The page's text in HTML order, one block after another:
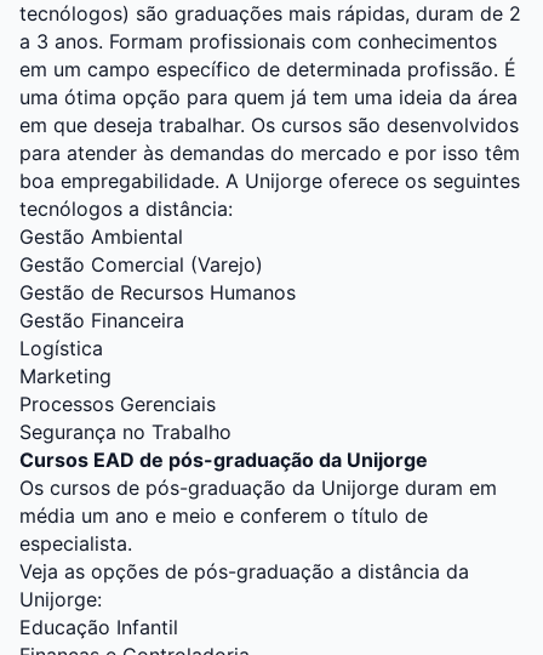
tecnólogos) são graduações mais rápidas, duram de 2
a 3 anos. Formam profissionais com conhecimentos
em um campo específico de determinada profissão. É
uma ótima opção para quem já tem uma ideia da área
em que deseja trabalhar. Os cursos são desenvolvidos
para atender às demandas do mercado e por isso têm
boa empregabilidade. A Unijorge oferece os seguintes
tecnólogos a distância:
Gestão Ambiental
Gestão Comercial (Varejo)
Gestão de Recursos Humanos
Gestão Financeira
Logística
Marketing
Processos Gerenciais
Segurança no Trabalho
Cursos EAD de pós-graduação da Unijorge
Os cursos de pós-graduação da Unijorge duram em
média um ano e meio e conferem o título de
especialista.
Veja as opções de pós-graduação a distância da
Unijorge:
Educação Infantil